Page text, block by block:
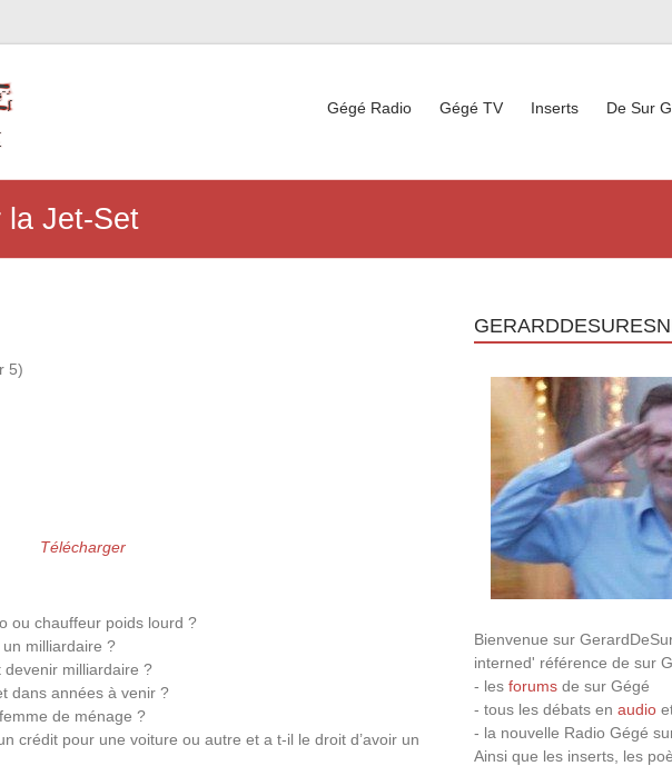
Gégé Radio Gégé TV Inserts De Sur
la Jet-Set
5)
Télécharger
ou chauffeur poids lourd ?
milliardaire ?
milliardaire ?
dans années à venir ?
de ménage ?
crédit pour une voiture ou autre et a t-il le droit d’avoir un
Bienvenue sur
interned' référence de sur
- lesforums de sur Gégé
- tous les débats enaudio
- la nouvelle Radio Gégé
Ainsi que les inserts, les